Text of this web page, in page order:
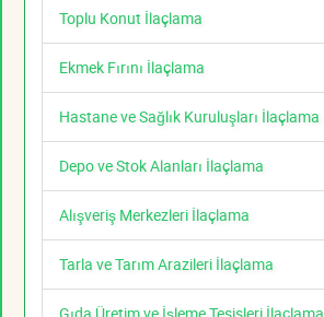
Toplu Konut İlaçlama
Ekmek Fırını İlaçlama
Hastane ve Sağlık Kuruluşları İlaçlama
Depo ve Stok Alanları İlaçlama
Alışveriş Merkezleri İlaçlama
Tarla ve Tarım Arazileri İlaçlama